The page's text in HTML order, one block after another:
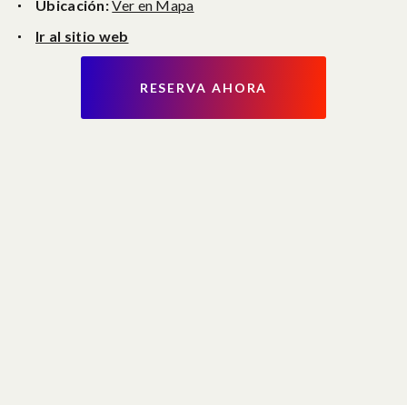
Ubicación:Ver en Mapa
Ir al sitio web
RESERVA AHORA